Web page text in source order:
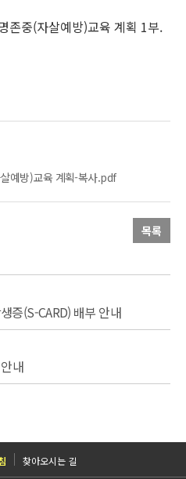
존중(자살예방)교육 계획 1부.
예방)교육 계획-복사.pdf
목록
증(S-CARD) 배부 안내
내
찾아오시는 길